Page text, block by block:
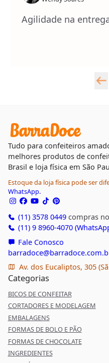
Agilidade na
Tudo para confeiteiros
melhores produtos de
Brasil e loja física em São
Estoque da loja física pode ser
WhatsApp.
(11) 3578 0449compras
(11) 9 8960-4070
Fale Conosco
Av. dos Eucaliptos, 305
Categorias
BICOS DE CONFEITAR
CORTADORES E MODELAGEM
EMBALAGENS
FORMAS DE BOLO E PÃO
FORMAS DE CHOCOLATE
INGREDIENTES